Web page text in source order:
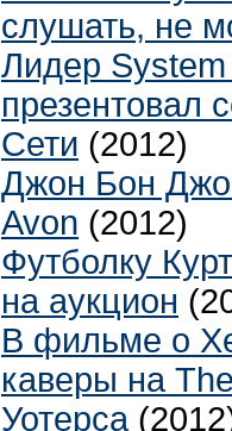
слушать, не
Лидер
презентовал
Сети (2012)
Джон Бон
Avon (2012)
Футболку
на аукцион
В фильме о
каверы на
Уотерса